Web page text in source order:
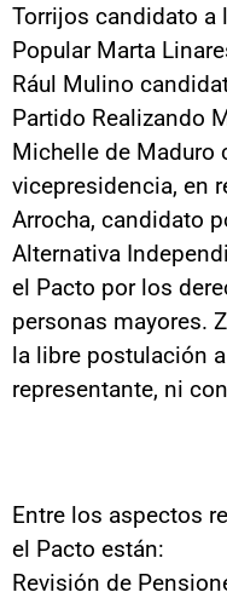
Torrijos candidato a
Popular Marta
Rául Mulino
Partido Realizando
Michelle de Maduro
vicepresidencia, en
Arrocha, candidato
Alternativa
el Pacto por los
personas mayores.
la libre postulación
representante, ni
Entre los aspectos
el Pacto están:
Revisión de